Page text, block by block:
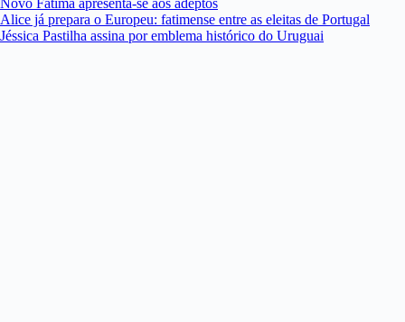
Novo Fátima apresenta-se aos adeptos
Alice já prepara o Europeu: fatimense entre as eleitas de Portugal
Jéssica Pastilha assina por emblema histórico do Uruguai